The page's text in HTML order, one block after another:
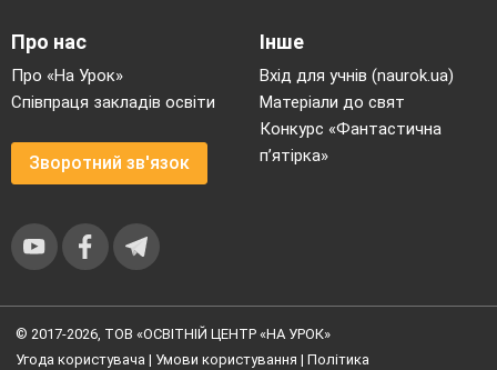
Про нас
Про «На Урок»
Співпраця закладів освіти
Зворотний зв'язок
Інше
Вхід для учнів (naurok.ua)
Матеріали до свят
Конкурс «Фантастична
п’ятірка»
© 2017-2026, ТОВ «ОСВІТНІЙ ЦЕНТР «НА УРОК»
Угода користувача | Умови користування | Політика